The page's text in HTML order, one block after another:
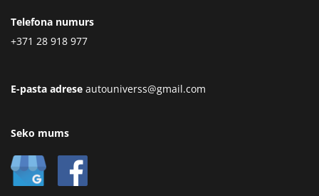
Telefona numurs
+371 28 918 977
E-pasta adrese autouniverss@gmail.com
Seko mums